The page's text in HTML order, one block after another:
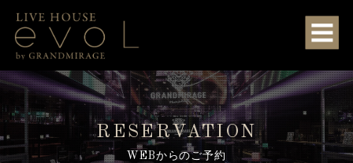
RESERVATION
WEBからのご予約